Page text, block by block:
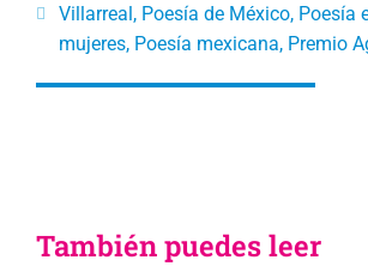
Villarreal, Poesía de México, Poesía
mujeres, Poesía mexicana, Premio
También puedes leer